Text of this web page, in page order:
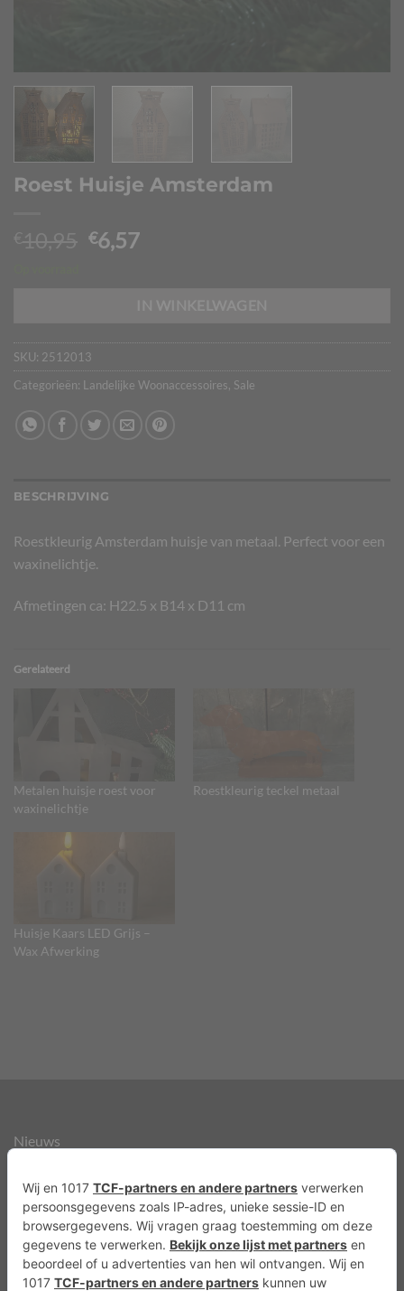
Roest Huisje Amsterdam
Oorspronkelijke
€6,57Huidige
SKU: 2512013
Categorieën: Landelijke Woonaccessoires, Sale
BESCHRIJVING
Roestkleurig Amsterdam huisje van metaal. Perfect voor een
waxinelichtje.
Afmetingen ca: H22.5 x B14 x D11 cm
Gerelateerd
Metalen huisje roest voor
waxinelichtje
Roestkleurig teckel metaal
Huisje Kaars LED Grijs –
Wax Afwerking
Nieuws
Over ons
Agenda